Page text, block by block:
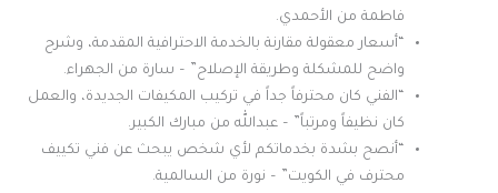
فاطمة من الأحمدي.
“أسعار معقولة مقارنة بالخدمة الاحترافية المقدمة، وشرح
واضح للمشكلة وطريقة الإصلاح” – سارة من الجهراء.
“الفني كان محترفاً جداً في تركيب المكيفات الجديدة، والعمل
كان نظيفاً ومرتباً” – عبدالله من مبارك الكبير.
“أنصح بشدة بخدماتكم لأي شخص يبحث عن فني تكييف
محترف في الكويت” – نورة من السالمية.